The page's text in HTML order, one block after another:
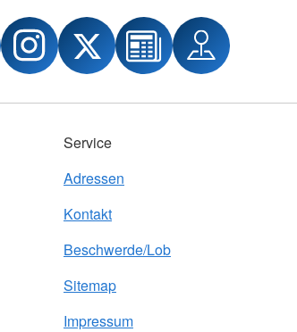
Service
Adressen
Kontakt
Beschwerde/Lob
Sitemap
Impressum